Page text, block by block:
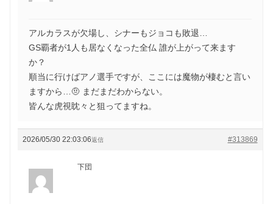
アルカラスが欠場し、シナーもジョコも敗退…
GS覇者が1人も居なくなった全仏 誰が上がって来ます
か？
順当に行けばアノ選手ですが、ここには魔物が棲むと言い
ますから…🤨 まだまだわからない。
皆んな虎視眈々と狙ってますね。
2026/05/30 22:03:06 #313869
返信
下団